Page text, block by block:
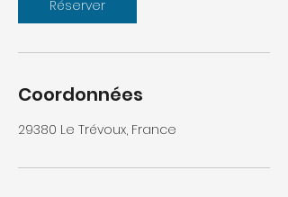
Réserver
Coordonnées
29380 Le Trévoux, France